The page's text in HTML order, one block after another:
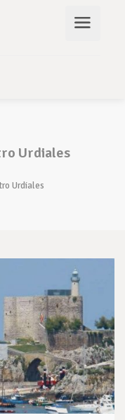
Urdiales
Urdiales